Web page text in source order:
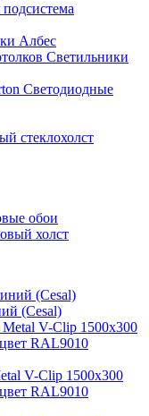
Албес
Светильники
Светодиодные
стеклохолст
обои
холст
(Cesal)
V-Clip 1500x300
RAL9010